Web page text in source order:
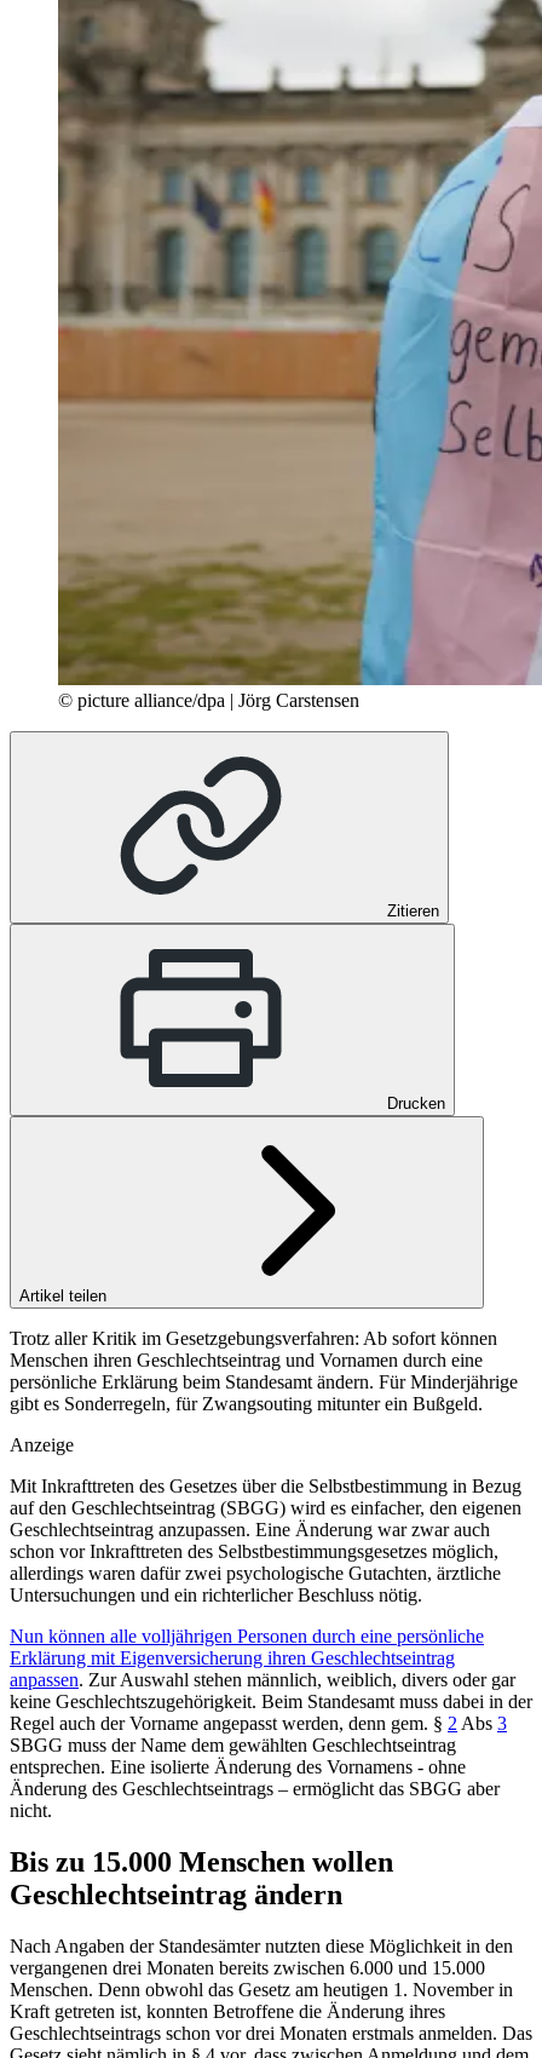
© picture alliance/dpa | Jörg Carstensen
Zitieren
Drucken
Artikel teilen
Trotz aller Kritik im Gesetzgebungsverfahren: Ab sofort können
Menschen ihren Geschlechtseintrag und Vornamen durch eine
persönliche Erklärung beim Standesamt ändern. Für Minderjährige
gibt es Sonderregeln, für Zwangsouting mitunter ein Bußgeld.
Anzeige
Mit Inkrafttreten des Gesetzes über die Selbstbestimmung in Bezug
auf den Geschlechtseintrag (SBGG) wird es einfacher, den eigenen
Geschlechtseintrag anzupassen. Eine Änderung war zwar auch
schon vor Inkrafttreten des Selbstbestimmungsgesetzes möglich,
allerdings waren dafür zwei psychologische Gutachten, ärztliche
Untersuchungen und ein richterlicher Beschluss nötig.
Nun können alle volljährigen Personen durch eine persönliche
Erklärung mit Eigenversicherung ihren Geschlechtseintrag
anpassen. Zur Auswahl stehen männlich, weiblich, divers oder gar
keine Geschlechtszugehörigkeit. Beim Standesamt muss dabei in der
Regel auch der Vorname angepasst werden, denn gem. § 2 Abs 3
SBGG muss der Name dem gewählten Geschlechtseintrag
entsprechen. Eine isolierte Änderung des Vornamens - ohne
Änderung des Geschlechtseintrags – ermöglicht das SBGG aber
nicht.
Bis zu 15.000 Menschen wollen
Geschlechtseintrag ändern
Nach Angaben der Standesämter nutzten diese Möglichkeit in den
vergangenen drei Monaten bereits zwischen 6.000 und 15.000
Menschen. Denn obwohl das Gesetz am heutigen 1. November in
Kraft getreten ist, konnten Betroffene die Änderung ihres
Geschlechtseintrags schon vor drei Monaten erstmals anmelden. Das